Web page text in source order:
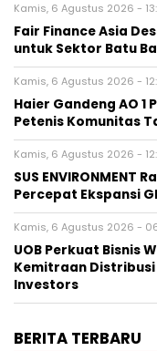
Kamis, 6 Agustus 2026 -
Fair Finance Asia
untuk Sektor Batu
Kamis, 6 Agustus 2026 -
Haier Gandeng AO 1
Petenis Komunitas
Kamis, 6 Agustus 2026 -
SUS ENVIRONMENT
Percepat Ekspansi
Kamis, 6 Agustus 2026 -
UOB Perkuat Bisnis
Kemitraan
Investors
BERITA TERBARU